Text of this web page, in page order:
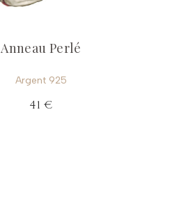
Anneau Perlé
Argent 925
41 €